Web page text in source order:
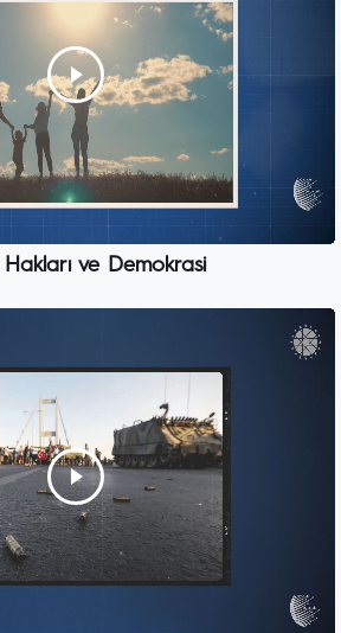
Hakları ve Demokrasi